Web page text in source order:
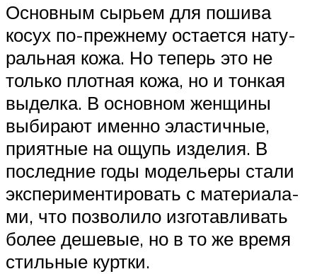
Основ­ным сырьем для поши­ва
косух по-преж­не­му оста­ет­ся нату­
раль­ная кожа. Но теперь это не
толь­ко плот­ная кожа, но и тон­кая
выдел­ка. В основ­ном жен­щи­ны
выби­ра­ют имен­но эла­стич­ные,
при­ят­ные на ощупь изде­лия. В
послед­ние годы моде­лье­ры ста­ли
экс­пе­ри­мен­ти­ро­вать с мате­ри­а­ла­
ми, что поз­во­ли­ло изго­тав­ли­вать
более деше­вые, но в то же вре­мя
стиль­ные куртки.